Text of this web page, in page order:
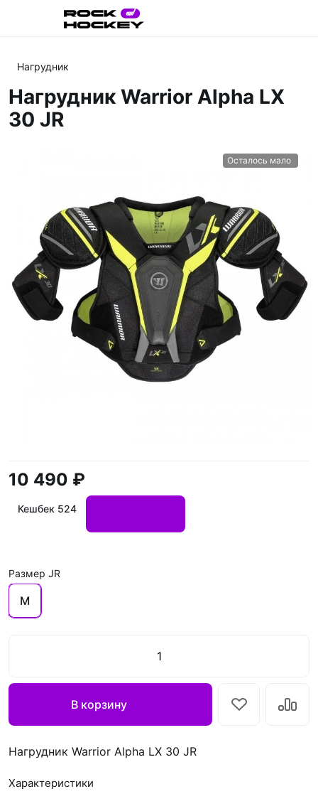
Нагрудник
Нагрудник Warrior Alpha LX
30 JR
Осталось мало
10 490 ₽
Кешбек 524
Размер JR
M
В корзину
Нагрудник Warrior Alpha LX 30 JR
Характеристики